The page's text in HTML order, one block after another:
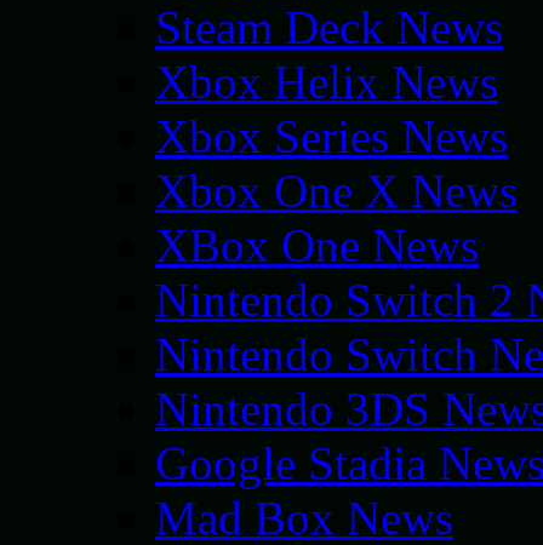
Steam Deck News
Xbox Helix News
Xbox Series News
Xbox One X News
XBox One News
Nintendo Switch 2
Nintendo Switch
Nintendo 3DS
Google Stadia
Mad Box News